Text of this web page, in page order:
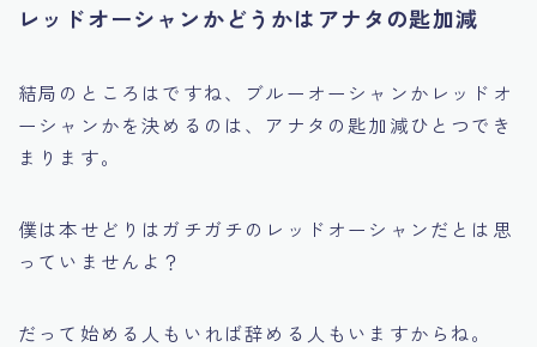
レッドオーシャンかどうかはアナタの匙加減
結局のところはですね、ブルーオーシャンかレッドオ
ーシャンかを決めるのは、アナタの匙加減ひとつでき
まります。
僕は本せどりはガチガチのレッドオーシャンだとは思
っていませんよ？
だって始める人もいれば辞める人もいますからね。